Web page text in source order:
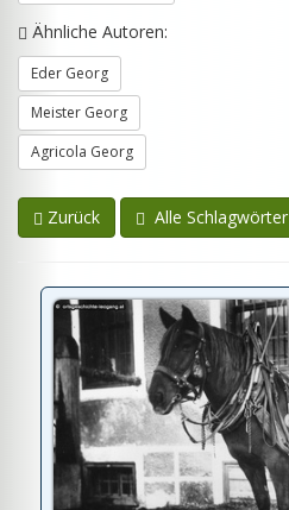
Ähnliche Autoren:
Eder Georg
Meister Georg
Agricola Georg
Zurück Alle Schlagwörter